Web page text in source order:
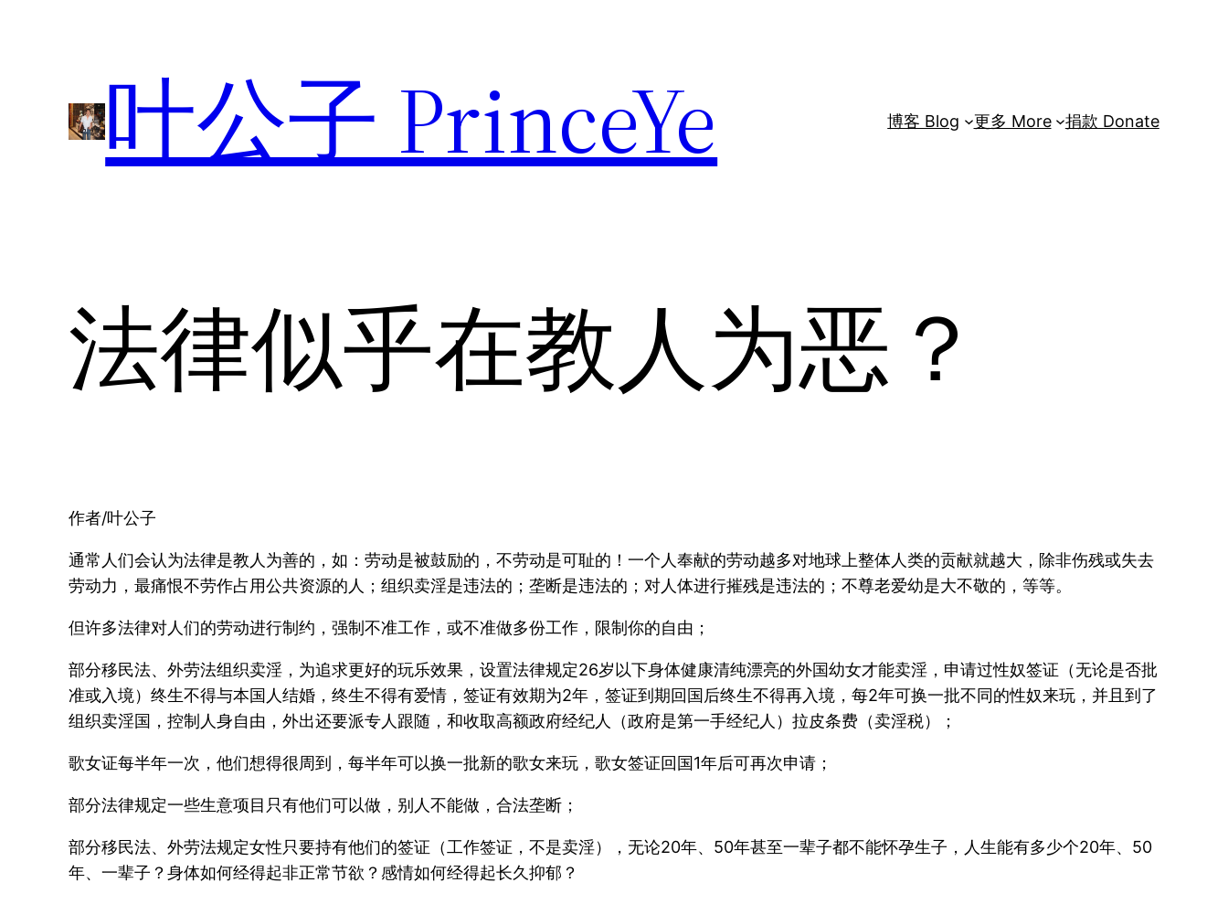
叶公子 PrinceYe 博客 Blog 更多 More 捐款 Donate
法律似乎在教人为恶？
作者/叶公子
通常人们会认为法律是教人为善的，如：劳动是被鼓励的，不劳动是可耻的！一个人奉献的劳动越多对地球上整体人类的贡献就越大，除非伤残或失去
劳动力，最痛恨不劳作占用公共资源的人；组织卖淫是违法的；垄断是违法的；对人体进行摧残是违法的；不尊老爱幼是大不敬的，等等。
但许多法律对人们的劳动进行制约，强制不准工作，或不准做多份工作，限制你的自由；
部分移民法、外劳法组织卖淫，为追求更好的玩乐效果，设置法律规定26岁以下身体健康清纯漂亮的外国幼女才能卖淫，申请过性奴签证（无论是否批
准或入境）终生不得与本国人结婚，终生不得有爱情，签证有效期为2年，签证到期回国后终生不得再入境，每2年可换一批不同的性奴来玩，并且到了
组织卖淫国，控制人身自由，外出还要派专人跟随，和收取高额政府经纪人（政府是第一手经纪人）拉皮条费（卖淫税）；
歌女证每半年一次，他们想得很周到，每半年可以换一批新的歌女来玩，歌女签证回国1年后可再次申请；
部分法律规定一些生意项目只有他们可以做，别人不能做，合法垄断；
部分移民法、外劳法规定女性只要持有他们的签证（工作签证，不是卖淫），无论20年、50年甚至一辈子都不能怀孕生子，人生能有多少个20年、50
年、一辈子？身体如何经得起非正常节欲？感情如何经得起长久抑郁？